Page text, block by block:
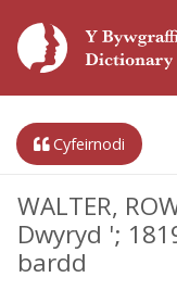
Cyfeirnodi
WALTER,
Dwyryd ';
bardd